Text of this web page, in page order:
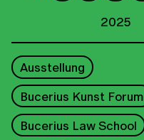
2025
Ausstellung
Bucerius Kunst Forum
Bucerius Law School